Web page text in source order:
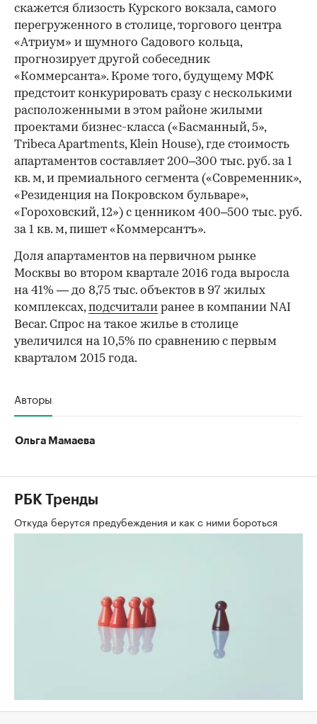
скажется близость Курского вокзала, самого
перегруженного в столице, торгового центра
«Атриум» и шумного Садового кольца,
прогнозирует другой собеседник
«Коммерсанта». Кроме того, будущему МФК
предстоит конкурировать сразу с несколькими
расположенными в этом районе жилыми
проектами бизнес-класса («Басманный, 5»,
Tribeca Apartments, Klein House), где стоимость
апартаментов составляет 200–300 тыс. руб. за 1
кв. м, и премиального сегмента («Современник»,
«Резиденция на Покровском бульваре»,
«Гороховский, 12») с ценником 400–500 тыс. руб.
за 1 кв. м, пишет «Коммерсантъ».
Доля апартаментов на первичном рынке
Москвы во втором квартале 2016 года выросла
на 41% — до 8,75 тыс. объектов в 97 жилых
комплексах,подсчитали ранее в компании NAI
Becar. Спрос на такое жилье в столице
увеличился на 10,5% по сравнению с первым
кварталом 2015 года.
Авторы
Ольга Мамаева
РБК Тренды
Откуда берутся предубеждения и как с ними бороться